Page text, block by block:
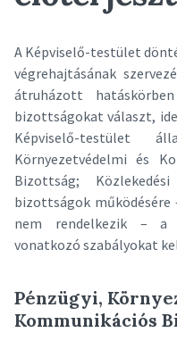
A Képviselő-testület
végrehajtásának
átruházott
bizottságokat választ,
Képviselő-testület
Környezetvédelmi és
Bizottság;
bizottságok működésére
nem rendelkezik – a
vonatkozó szabályokat
Pénzügyi,
Kommunikációs